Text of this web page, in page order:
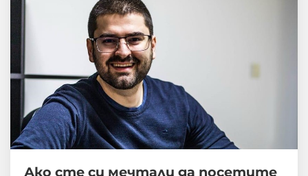
Ако сте си мечтали да посетите